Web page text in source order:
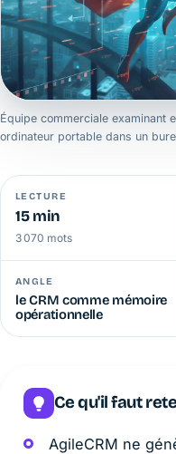
Équipe commerciale examinant
ordinateur portable dans un
LECTURE
15 min
3 070 mots
ANGLE
le CRM comme mémoire
opérationnelle
Ce qu'il faut
AgileCRM ne